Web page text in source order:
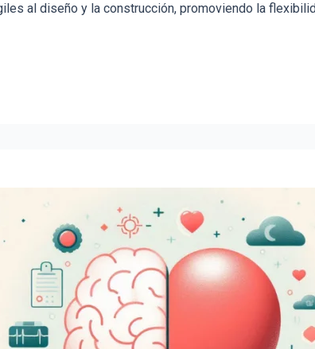
al diseño y la construcción, promoviendo la